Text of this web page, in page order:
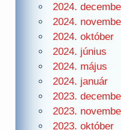
2024.
2024.
2024. október
2024. június
2024. május
2024. január
2023.
2023.
2023. október